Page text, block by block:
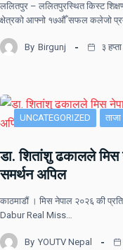
ललितपुर – ललितपुरस्थित किस्ट
क्षेत्रको आफ्नो १७औँ सफल कलेजो
By Birgunj ३
UNCATEGORIZED
डा. शितांशु ढकालले
समर्थन अपिल
काठमाडौं । मिस नेपाल २०२६ की
Dabur Real Miss…
By YOUTV Nepal